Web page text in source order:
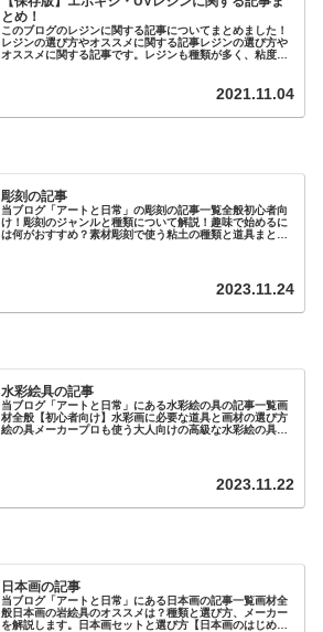
とめ！
このブログのレジンに関する記事についてまとめました！
レジンの選び方やオススメに関する記事レジンの選び方や
オススメに関する記事です。レジンも種類が多く、粘度や
2021.11.04
彫刻の記事
当ブログ「アートと日常」の彫刻の記事一覧全般初心者向
け！彫刻のジャンルと種類について解説！趣味で始めるに
は何がおすすめ？素材彫刻で使う粘土の種類と道具まとめ
2023.11.24
水彩絵具の記事
当ブログ「アートと日常」にある水彩絵の具の記事一覧画
材全般【初心者向け】水彩画に必要な道具と画材の選び方
絵の具メーカープロも使う大人向けの高級な水彩絵の具を
2023.11.22
日本画の記事
当ブログ「アートと日常」にある日本画の記事一覧画材全
般日本画の岩絵具のオススメは？種類と選び方、メーカー
を解説します。日本画セットと選び方【日本画のはじめ